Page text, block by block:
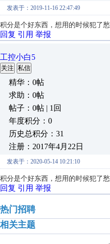
发表于：2019-11-16 22:47:49
积分是个好东西，想用的时候犯了愁
回复 引用 举报
工控小白5
关注 私信
精华：0帖
求助：0帖
帖子：0帖 | 1回
年度积分：0
历史总积分：31
注册：2017年4月22日
发表于：2020-05-14 10:21:10
积分是个好东西，想用的时候犯了愁
回复 引用 举报
热门招聘
相关主题